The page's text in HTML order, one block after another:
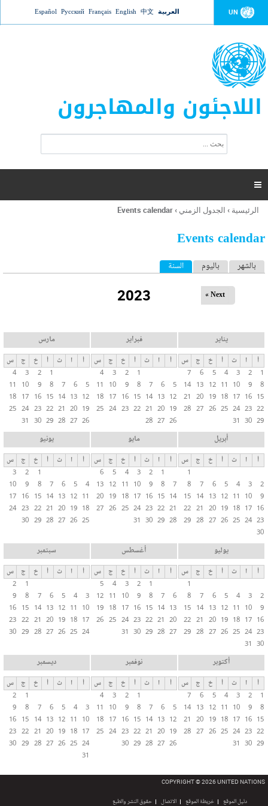
Jump to navigation UN العربية 中文
English
Français
Русский
Español
اللاجئون والمهاجرون
ت
ر
ل
ح
ب

أنت
هنا
الرئيسية › الجدول الزمني ›
Events calendar
Events calendar
ا
ب
ا
ت
ا
ل
أ
ا
س
ي
ة
بالشهر باليوم السنة (علامة التبويب النشطة)
2023 Next »
يناير
أ ا ث أ خ ج
س
1
2
3
4
5
6
7
8
9
10
11
12
13
14
15
16
17
18
19
20
21
22
23
24
25
26
27
28
29
30
31
فبراير
أ ا ث أ خ ج
س
1
2
3
4
5
6
7
8
9
10
11
12
13
14
15
16
17
18
19
20
21
22
23
24
25
26
27
28
مارس
أ ا ث أ خ ج
س
1
2
3
4
5
6
7
8
9
10
11
12
13
14
15
16
17
18
19
20
21
22
23
24
25
26
27
28
29
30
31
أبريل
أ ا ث أ خ ج
س
1
2
3
4
5
6
7
8
9
10
11
12
13
14
15
16
17
18
19
20
21
22
23
24
25
26
27
28
29
30
مايو
أ ا ث أ خ ج
س
1
2
3
4
5
6
7
8
9
10
11
12
13
14
15
16
17
18
19
20
21
22
23
24
25
26
27
28
29
30
31
يونيو
أ ا ث أ خ ج
س
1
2
3
4
5
6
7
8
9
10
11
12
13
14
15
16
17
18
19
20
21
22
23
24
25
26
27
28
29
30
يوليو
أ ا ث أ خ ج
س
1
2
3
4
5
6
7
8
9
10
11
12
13
14
15
16
17
18
19
20
21
22
23
24
25
26
27
28
29
30
31
أغسطس
أ ا ث أ خ ج
س
1
2
3
4
5
6
7
8
9
10
11
12
13
14
15
16
17
18
19
20
21
22
23
24
25
26
27
28
29
30
31
سبتمبر
أ ا ث أ خ ج
س
1
2
3
4
5
6
7
8
9
10
11
12
13
14
15
16
17
18
19
20
21
22
23
24
25
26
27
28
29
30
أكتوبر
أ ا ث أ خ ج
س
1
2
3
4
5
6
7
8
9
10
11
12
13
14
15
16
17
18
19
20
21
22
23
24
25
26
27
28
29
30
31
نوفمبر
أ ا ث أ خ ج
س
1
2
3
4
5
6
7
8
9
10
11
12
13
14
15
16
17
18
19
20
21
22
23
24
25
26
27
28
29
30
ديسمبر
أ ا ث أ خ ج
س
1
2
3
4
5
6
7
8
9
10
11
12
13
14
15
16
17
18
19
20
21
22
23
24
25
26
27
28
29
30
31
COPYRIGHT © 2026 UNITED NATIONS
دليل الموقع خريطة الموقع الاتصال حقوق النشر والطبع